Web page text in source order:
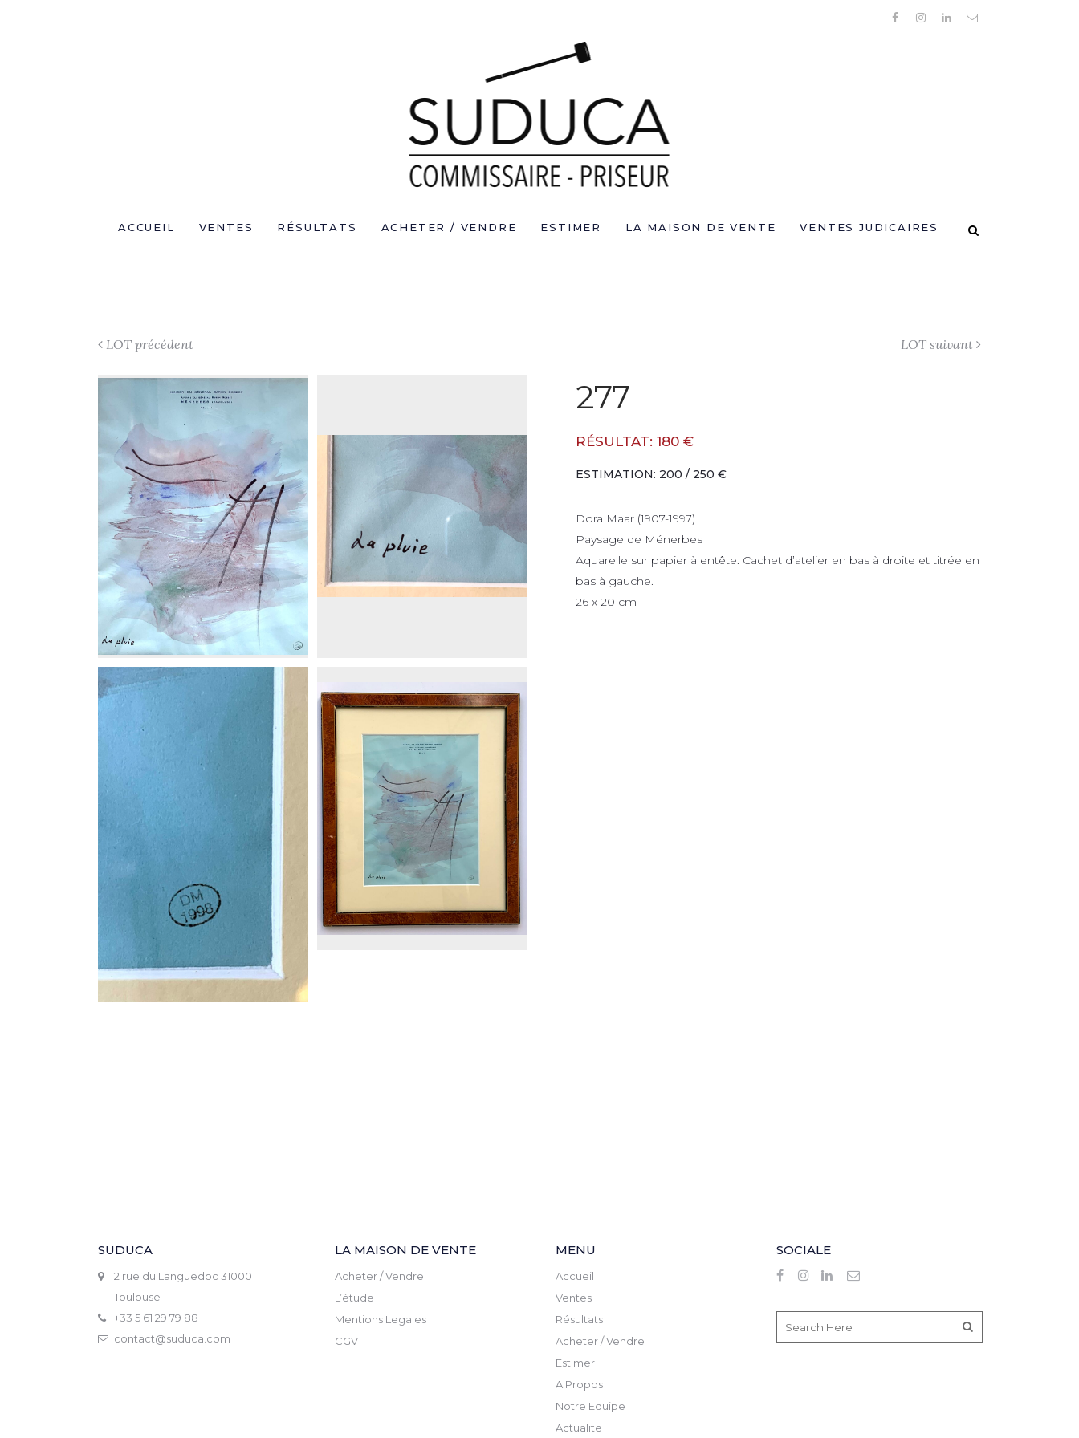
ACCUEIL VENTES RÉSULTATS ACHETER / VENDRE ESTIMER LA MAISON DE VENTE VENTES JUDICAIRES
LOT précédent LOT suivant
277
RÉSULTAT: 180 €
ESTIMATION: 200 / 250 €
Dora Maar (1907-1997)
Paysage de Ménerbes
Aquarelle sur papier à entête. Cachet d’atelier en bas à droite et titrée en
bas à gauche.
26 x 20 cm
SUDUCA
2 rue du Languedoc 31000
Toulouse
+33 5 61 29 79 88
contact@suduca.com
LA MAISON DE VENTE
Acheter / Vendre
L’étude
Mentions Legales
CGV
MENU
Accueil
Ventes
Résultats
Acheter / Vendre
Estimer
A Propos
Notre Equipe
Actualite
SOCIALE